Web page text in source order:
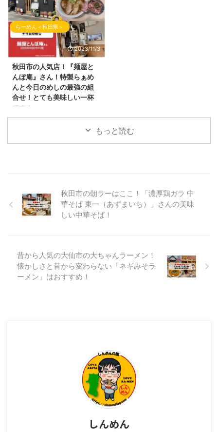
さんの駐車場は、お店の正面に車
を駐車するスペースがあり ...
雪が降る季節が到来中！かなり冷
え込んできましたね！ 本日の
『しんめんの旅』でご紹介するら
ーめんは、そんな冷え込んだ季節
でも温まるらーめん！ にんに
く！旨辛！味噌！のキーワードが
入るらーめんのご紹介です！ 本
日のご紹介させて頂くラーメン店
さんはいつもご贔屓にさせて頂い
ている 秋田県仙北郡美郷町の
「麺屋はじめ」さんです！ 前回
ーメン屋さんです！ 麺屋はじめ
マクドナルドの近くにありま ...
らーめん＜秋田県＞
2023/11/3
秋田市の人気店！『麺屋と
んぼ庵』さん！特製らぁめ
んと今日のめしの最強の組
合せ！とても美味しい一杯
です！
こんばんわ！ブログ『しんめんの
旅』のお時間となりました。 10
らーめん屋さんは、 インスタグ
ラムのフォロワーさんの投稿を見
て とても気になり、それがきっ
さんです！ 麺屋とんぼ庵さんの
外観 麺屋とんぼ庵さんの場所 麺
屋とんぼ庵さんは、明田地下 ...
もっと読む
秋田市の朝ラーはここ！「濃厚鶏ガラ 中
華そば 東一（あずまいち）」さんの美味
しい中華そば！
昔から人気の大仙市の大ちゃんラーメン！
懐かしさと昔から変わらない「ネギみそラ
ーメン」はおすすめ！
しんめん